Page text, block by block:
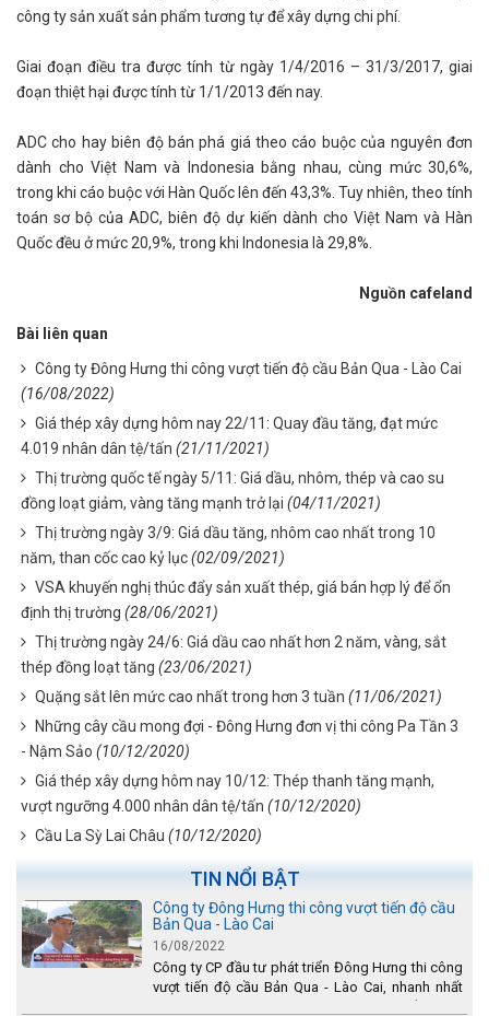
công ty sản xuất sản phẩm tương tự để xây dựng chi phí.
Giai đoạn điều tra được tính từ ngày 1/4/2016 – 31/3/2017, giai
đoạn thiệt hại được tính từ 1/1/2013 đến nay.
ADC cho hay biên độ bán phá giá theo cáo buộc của nguyên đơn
dành cho Việt Nam và Indonesia bằng nhau, cùng mức 30,6%,
trong khi cáo buộc với Hàn Quốc lên đến 43,3%. Tuy nhiên, theo tính
toán sơ bộ của ADC, biên độ dự kiến dành cho Việt Nam và Hàn
Quốc đều ở mức 20,9%, trong khi Indonesia là 29,8%.
Nguồn cafeland
Bài liên quan
Công ty Đông Hưng thi công vượt tiến độ cầu Bản Qua - Lào Cai
(16/08/2022)
Giá thép xây dựng hôm nay 22/11: Quay đầu tăng, đạt mức
4.019 nhân dân tệ/tấn (21/11/2021)
Thị trường quốc tế ngày 5/11: Giá dầu, nhôm, thép và cao su
đồng loạt giảm, vàng tăng mạnh trở lại (04/11/2021)
Thị trường ngày 3/9: Giá dầu tăng, nhôm cao nhất trong 10
năm, than cốc cao kỷ lục(02/09/2021)
VSA khuyến nghị thúc đẩy sản xuất thép, giá bán hợp lý để ổn
định thị trường (28/06/2021)
Thị trường ngày 24/6: Giá dầu cao nhất hơn 2 năm, vàng, sắt
thép đồng loạt tăng (23/06/2021)
Quặng sắt lên mức cao nhất trong hơn 3 tuần (11/06/2021)
Những cây cầu mong đợi - Đông Hưng đơn vị thi công Pa Tần 3
- Nậm Sảo (10/12/2020)
Giá thép xây dựng hôm nay 10/12: Thép thanh tăng mạnh,
vượt ngưỡng 4.000 nhân dân tệ/tấn (10/12/2020)
Cầu La Sỳ Lai Châu (10/12/2020)
TIN NỔI BẬT
Công ty Đông Hưng thi công vượt tiến độ cầu
Bản Qua - Lào Cai
16/08/2022
Công ty CP đầu tư phát triển Đông Hưng thi công
vượt tiến độ cầu Bản Qua - Lào Cai, nhanh nhất